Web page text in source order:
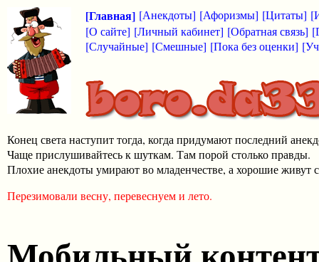
[Главная] [Анекдоты] [Афоризмы] [Цитаты]
[О сайте] [Личный кабинет] [Обратная связь]
[Случайные] [Смешные] [Пока без оценки]
Конец света наступит тогда, когда придумают последний
Чаще прислушивайтесь к шуткам. Там порой столько правды.
Плохие анекдоты умирают во младенчестве, а хорошие живут
Перезимовали весну, перевеснуем и лето.